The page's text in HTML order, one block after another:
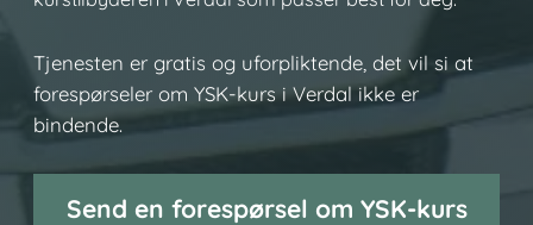
Tjenesten er gratis og uforpliktende, det vil si at
forespørseler om YSK-kurs i Verdal ikke er
bindende.
Send en forespørsel om YSK-kurs